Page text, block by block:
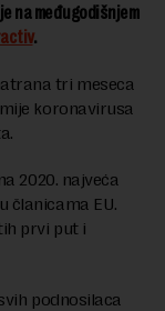
na međugodišnjem
.
tri meseca
koronavirusa
2020. najveća
članicama EU.
prvi put i
podnosilaca